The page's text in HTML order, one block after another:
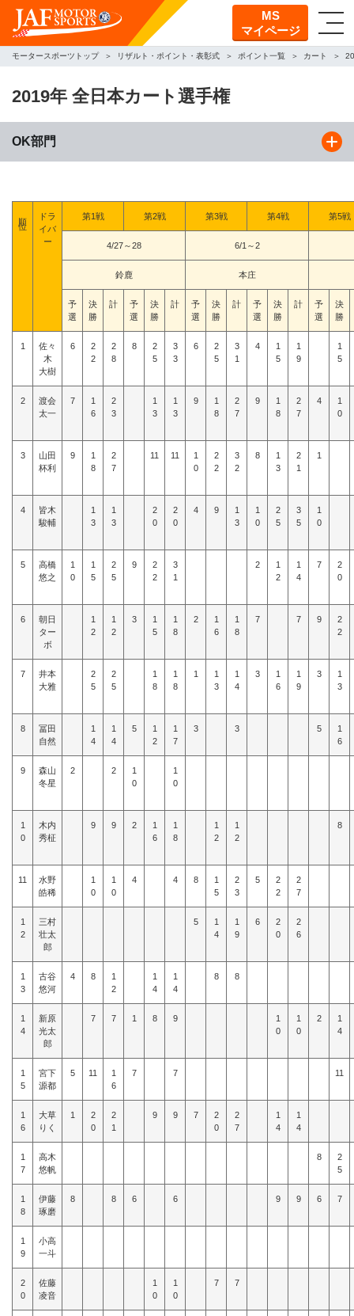
MS
マイページ
モータースポーツトップ リザルト・ポイント・表彰式 ポイント一覧 カート
2019年 全日本カート選手権
OK部門
ドラ
イバ
ー
第1戦 第2戦 第3戦 第4戦 第5戦
4/27～28 6/1～2
鈴鹿 本庄
予
選
決
勝
計
予
選
決
勝
計
予
選
決
勝
計
予
選
決
勝
計
予
選
決
勝
1
佐々
木
大樹
6
2
2
2
8
8
2
5
3
3
6
2
5
3
1
4
1
5
1
9
1
5
2
渡会
太一
7
1
6
2
3
1
3
1
3
9
1
8
2
7
9
1
8
2
7
4
1
0
3
山田
杯利
9
1
8
2
7
11 11
1
0
2
2
3
2
8
1
3
2
1
1
4
皆木
駿輔
1
3
1
3
2
0
2
0
4 9
1
3
1
0
2
5
3
5
1
0
5
高橋
悠之
1
0
1
5
2
5
9
2
2
3
1
2
1
2
1
4
7
2
0
6
朝日
ター
ボ
1
2
1
2
3
1
5
1
8
2
1
6
1
8
7 7 9
2
2
7
井本
大雅
2
5
2
5
1
8
1
8
1
1
3
1
4
3
1
6
1
9
3
1
3
8
冨田
自然
1
4
1
4
5
1
2
1
7
3 3 5
1
6
9
森山
冬星
2 2
1
0
1
0
1
0
木内
秀柾
9 9 2
1
6
1
8
1
2
1
2
8
11
水野
皓稀
1
0
1
0
4 4 8
1
5
2
3
5
2
2
2
7
1
2
三村
壮太
郎
5
1
4
1
9
6
2
0
2
6
1
3
古谷
悠河
4 8
1
2
1
4
1
4
8 8
1
4
新原
光太
郎
7 7 1 8 9
1
0
1
0
2
1
4
1
5
宮下
源都
5 11
1
6
7 7 11
1
6
大草
りく
1
2
0
2
1
9 9 7
2
0
2
7
1
4
1
4
1
7
高木
悠帆
8
2
5
1
8
伊藤
琢磨
8 8 6 6 9 9 6 7
1
9
小高
一斗
2
0
佐藤
凌音
1
0
1
0
7 7